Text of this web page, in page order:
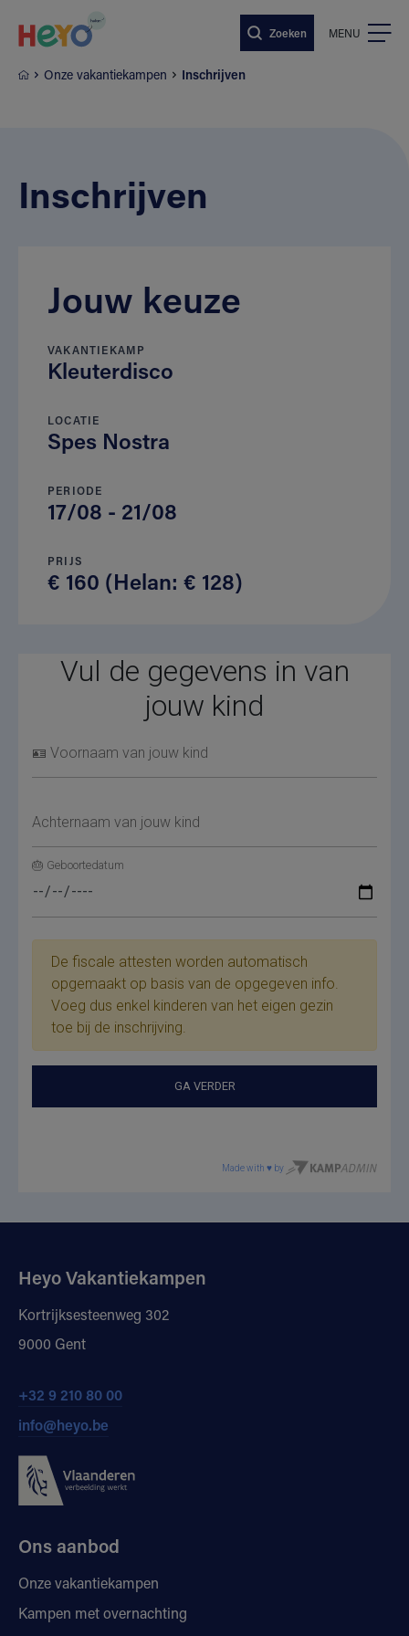
Zoeken MENU
Onze vakantiekampen Inschrijven
Inschrijven
Jouw keuze
VAKANTIEKAMP
Kleuterdisco
LOCATIE
Spes Nostra
PERIODE
17/08 - 21/08
PRIJS
€ 160 (Helan: € 128)
Heyo Vakantiekampen
Kortrijksesteenweg 302
9000 Gent
+32 9 210 80 00
info@heyo.be
Ons aanbod
Onze vakantiekampen
Kampen met overnachting